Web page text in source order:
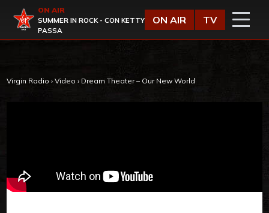
Virgin Radio
ON AIR
SUMMER IN ROCK - CON KETTY
PASSA
ON AIR TV
Virgin Radio › Video › Dream Theater – Our New World